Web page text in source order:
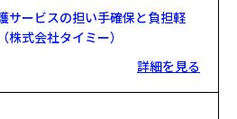
サービスの担い手確保と負担軽
式会社タイミー）
詳細を見る